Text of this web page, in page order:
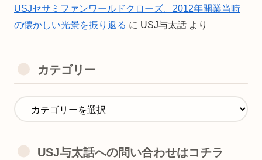
USJセサミファンワールドクローズ。2012年開業当時
の懐かしい光景を振り返る に USJ与太話 より
カテゴリー
USJ与太話への問い合わせはコチラ